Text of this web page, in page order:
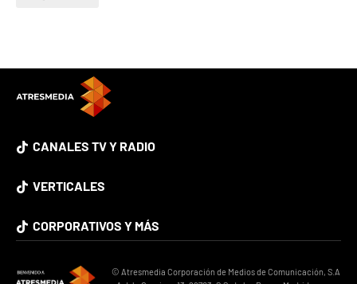
CANALES TV Y RADIO
VERTICALES
CORPORATIVOS Y MÁS
© Atresmedia Corporación de Medios de Comunicación, S.A